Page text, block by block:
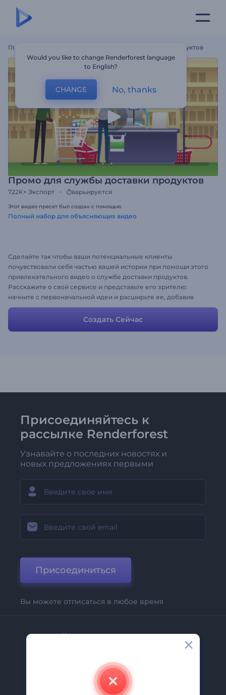
Главная Промо Для Службы Доставки Продуктов
Промо для службы доставки продуктов
722K+ Экспорт варьируется
Этот видео пресет был создан с помощью
Полный набор для объясняющих видео
Сделайте так чтобы ваши потенциальные клиенты
почувствовали себя частью вашей истории при помощи этого
привлекательного видео о службе доставки продуктов.
Расскажите о свой сервисе и представьте его зрителю:
начните с первоначальной идеи и расширьте ее, добавив
больше личных данных, таких как бизнес-модель, цепочка
поставок и тому подобное. Используете ли вы историю такой,
какая она есть, или делаете ее более персонализированной,
Создать Сейчас
Присоединяйтесь к
рассылке Renderforest
Узнавайте о последних новостях и
новых предложениях первыми
Присоединиться
Вы можете отписаться в любое время
Компания
Свяжитесь С Нами
Would you like to change Renderforest language
to English?
CHANGE No, thanks